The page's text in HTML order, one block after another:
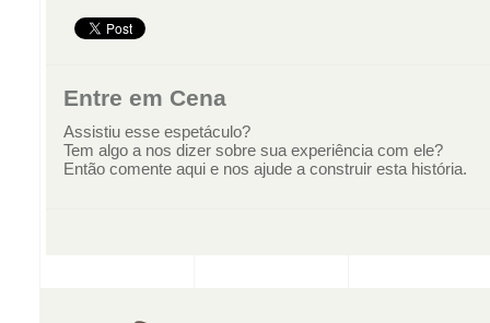
Entre em Cena
Assistiu esse espetáculo?
Tem algo a nos dizer sobre sua experiência com ele?
Então comente aqui e nos ajude a construir esta história.